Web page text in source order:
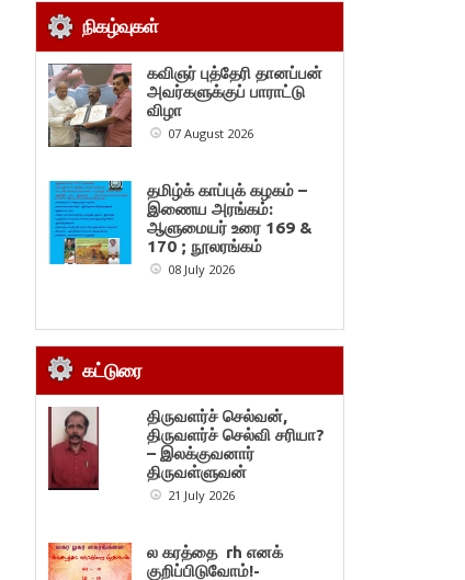
நிகழ்வுகள்
கவிஞர் புத்தேரி தானப்பன்
அவர்களுக்குப் பாராட்டு
விழா
07 August 2026
தமிழ்க் காப்புக் கழகம் –
இணைய அரங்கம்:
ஆளுமையர் உரை 169 &
170 ; நூலரங்கம்
08 July 2026
கட்டுரை
திருவளர்ச் செல்வன்,
திருவளர்ச் செல்வி சரியா?
– இலக்குவனார்
திருவள்ளுவன்
21 July 2026
ல கரத்தை rh எனக்
குறிப்பிடுவோம்!-